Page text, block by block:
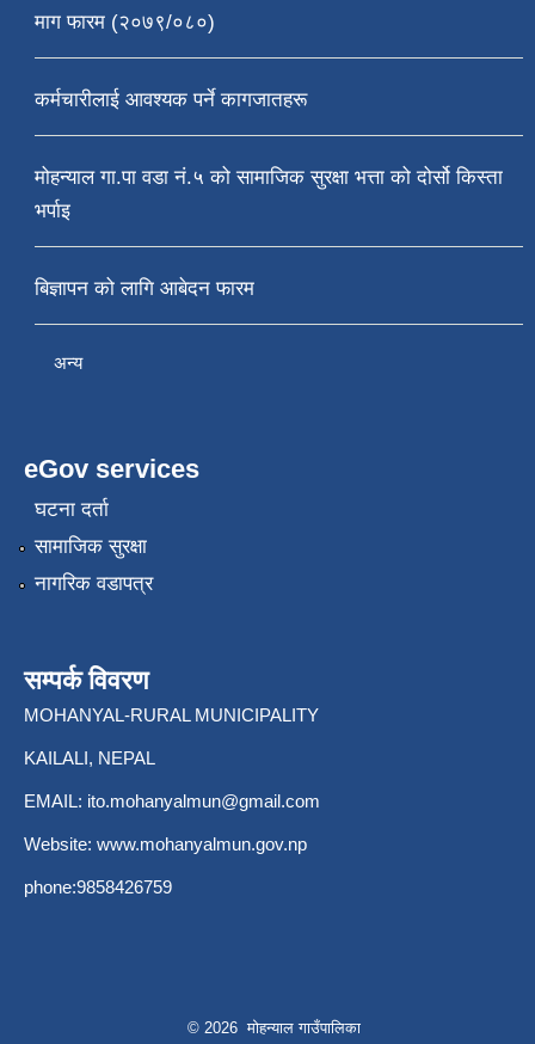
माग फारम (२०७९/०८०)
कर्मचारीलाई आवश्यक पर्ने कागजातहरू
मोहन्याल गा.पा वडा नं.५ को सामाजिक सुरक्षा भत्ता को दोर्सो किस्ता
भर्पाइ
बिज्ञापन को लागि आबेदन फारम
अन्य
eGov services
घटना दर्ता
सामाजिक सुरक्षा
नागरिक वडापत्र
सम्पर्क विवरण
MOHANYAL-RURAL MUNICIPALITY
KAILALI, NEPAL
EMAIL: ito.mohanyalmun@gmail.com
Website: www.mohanyalmun.gov.np
phone:9858426759
© 2026 मोहन्याल गाउँपालिका